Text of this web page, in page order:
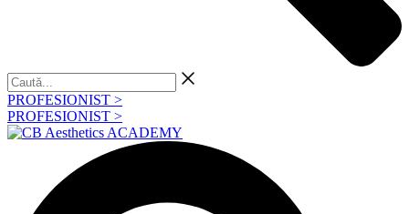
Caută...
PROFESIONIST >
PROFESIONIST >